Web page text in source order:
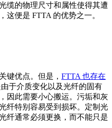
缆的物理尺寸和属性使得其遭
这便是 FTTA 的优势之一。
键优点。但是， FTTA 也存在
由于介质变化以及光纤的固有
因此需要小心搬运。污垢和灰
纤特别容易受到损坏。定制光
纤通常必须更换，而不能只是